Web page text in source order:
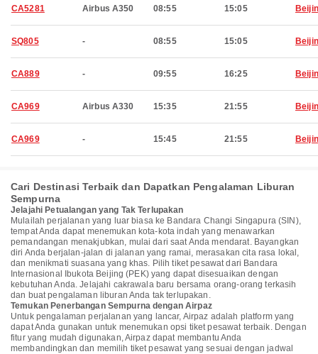
CA5281 Airbus A350 08:55 15:05
SQ805 - 08:55 15:05
CA889 - 09:55 16:25
CA969 Airbus A330 15:35 21:55
CA969 - 15:45 21:55
Cari Destinasi Terbaik dan Dapatkan Pengalaman Liburan
Sempurna
Jelajahi Petualangan yang Tak Terlupakan
Mulailah perjalanan yang luar biasa ke Bandara Changi Singapura (SIN),
tempat Anda dapat menemukan kota-kota indah yang menawarkan
pemandangan menakjubkan, mulai dari saat Anda mendarat. Bayangkan
diri Anda berjalan-jalan di jalanan yang ramai, merasakan cita rasa lokal,
dan menikmati suasana yang khas. Pilih tiket pesawat dari Bandara
Internasional Ibukota Beijing (PEK) yang dapat disesuaikan dengan
kebutuhan Anda. Jelajahi cakrawala baru bersama orang-orang terkasih
dan buat pengalaman liburan Anda tak terlupakan.
Temukan Penerbangan Sempurna dengan Airpaz
Untuk pengalaman perjalanan yang lancar, Airpaz adalah platform yang
dapat Anda gunakan untuk menemukan opsi tiket pesawat terbaik. Dengan
fitur yang mudah digunakan, Airpaz dapat membantu Anda
membandingkan dan memilih tiket pesawat yang sesuai dengan jadwal